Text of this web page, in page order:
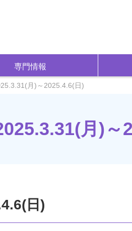
専門情報
月)～2025.4.6(日)
月)～
日)